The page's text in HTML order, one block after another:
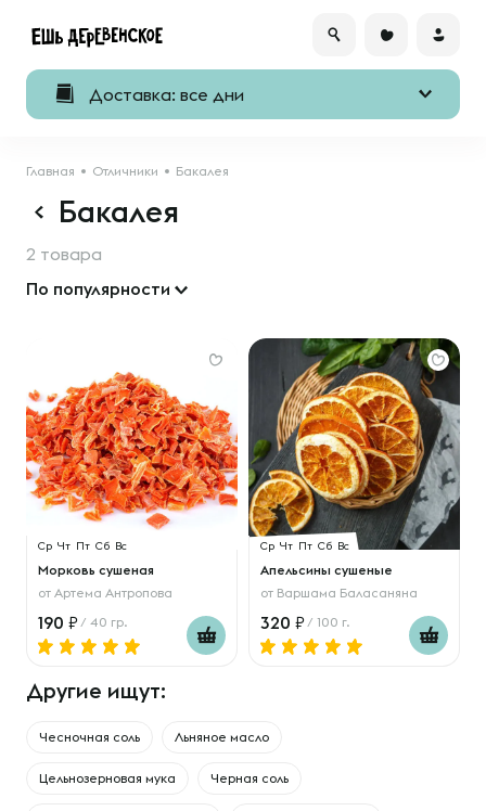
Доставка: все дни
Главная Отличники Бакалея
Бакалея
2 товара
По популярности
Ср Чт Пт Сб Вс
Морковь сушеная
от Артема Антропова
190 / 40 гр.
Ср Чт Пт Сб Вс
Апельсины сушеные
от Варшама Баласаняна
320 / 100 г.
Другие ищут:
Чесночная соль Льняное масло
Цельнозерновая мука Черная соль